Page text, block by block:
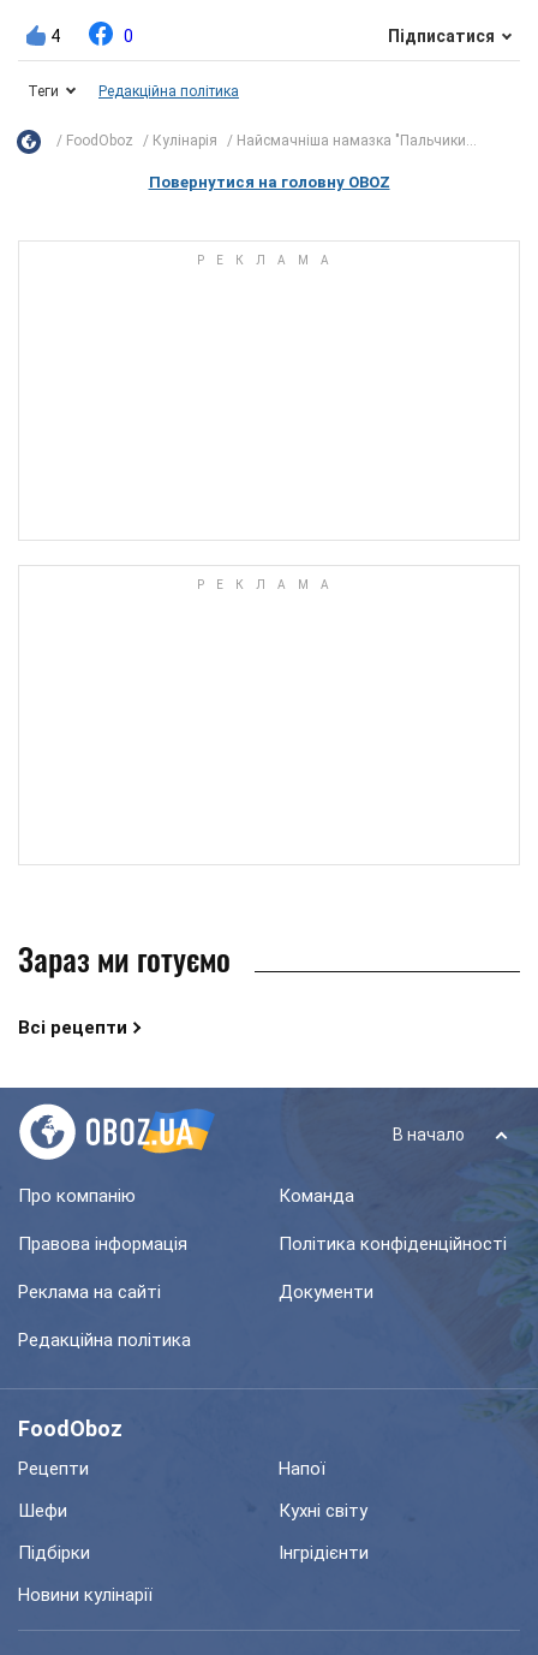
4 0 Підписатися
Теги Редакційна політика
FoodOboz Кулінарія Найсмачніша намазка "Пальчики...
Повернутися на головну OBOZ
Зараз ми готуємо
Всі рецепти
В начало
Про компанію Команда
Правова інформація Політика конфіденційності
Реклама на сайті Документи
Редакційна політика
FoodOboz
Рецепти
Напої
Шефи
Кухні світу
Підбірки
Інгрідієнти
Новини кулінарії